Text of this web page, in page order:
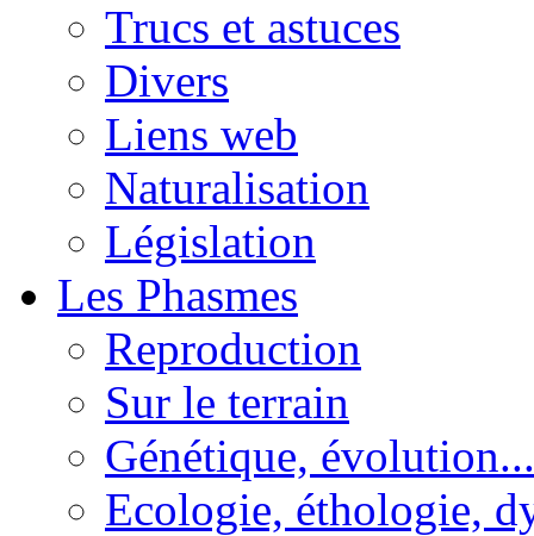
Trucs et astuces
Divers
Liens web
Naturalisation
Législation
Les Phasmes
Reproduction
Sur le terrain
Génétique, évolution...
Ecologie, éthologie,